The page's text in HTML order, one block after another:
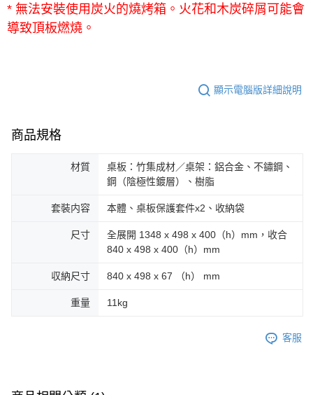
* 無法安裝使用炭火的燒烤箱。火花和木炭碎屑可能會
導致頂板燃燒。
顯示電腦版詳細說明
商品規格
材質
桌板：竹集成材／桌架：鋁合金、不鏽鋼、
鋼（陰極性鍍層）、樹脂
套裝内容 本體、桌板保護套件x2、收納袋
尺寸
全展開 1348 x 498 x 400（h）mm，收合
840 x 498 x 400（h）mm
収納尺寸 840 x 498 x 67 （h） mm
重量 11kg
客服